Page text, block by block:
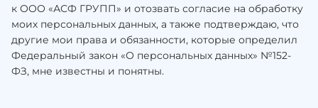
к ООО «АСФ ГРУПП» и отозвать согласие на обработку
моих персональных данных, а также подтверждаю, что
другие мои права и обязанности, которые определил
Федеральный закон «О персональных данных» №152-
ФЗ, мне известны и понятны.